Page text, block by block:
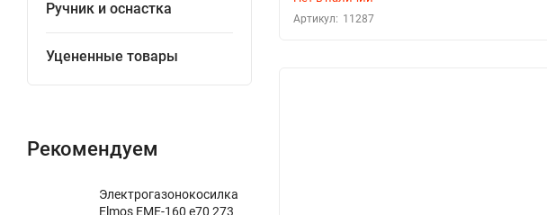
Ручник и оснастка
Уцененные товары
Рекомендуем
Электрогазонокосилка
Elmos EME-160 e70 273
Артикул: 11287